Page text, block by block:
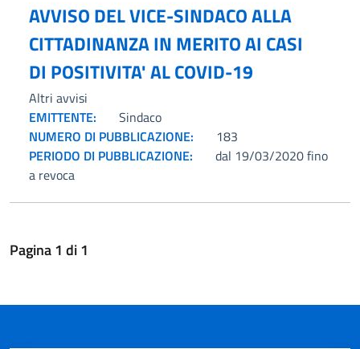
AVVISO DEL VICE-SINDACO ALLA
CITTADINANZA IN MERITO AI CASI
DI POSITIVITA' AL COVID-19
Altri avvisi
EMITTENTE:
Sindaco
NUMERO DI PUBBLICAZIONE:
183
PERIODO DI PUBBLICAZIONE:
dal 19/03/2020 fino
a revoca
Pagina1 di1